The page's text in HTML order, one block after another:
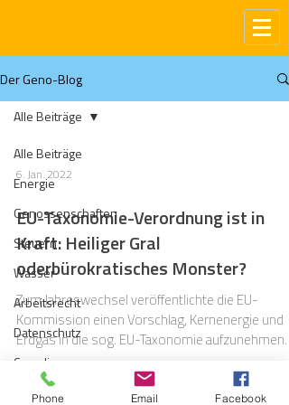
Der Geno-Blog
Alle Beiträge
Energie
Genossenschaften
Steuern
Wasser
Arbeitsrecht
Datenschutz
Compliance
Gas
Alle Beiträge
6. Jan. 2022
EU-Taxonomie-Verordnung ist in
Kraft: Heiliger Gral
oderbürokratisches Monster?
Zum Jahreswechsel veröffentlichte die EU-
Kommission einen Vorschlag, Kernenergie und
Erdgas in die sog. EU-Taxonomie aufzunehmen.
Phone Email Facebook